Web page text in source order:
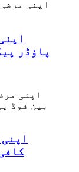
پاؤڈر